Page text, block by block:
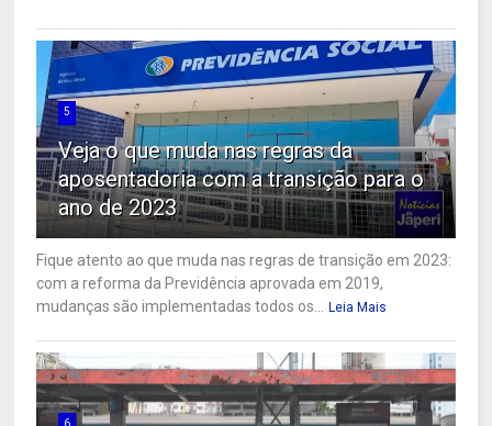
5
Veja o que muda nas regras da
aposentadoria com a transição para o
ano de 2023
Fique atento ao que muda nas regras de transição em 2023:
com a reforma da Previdência aprovada em 2019,
mudanças são implementadas todos os...
Leia Mais
6